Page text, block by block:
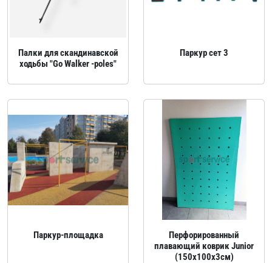
Палки для скандинавской
ходьбы "Go Walker -poles"
Паркур сет 3
Паркур‑площадка
Перфорированный
плавающий коврик Junior
(150x100х3см)